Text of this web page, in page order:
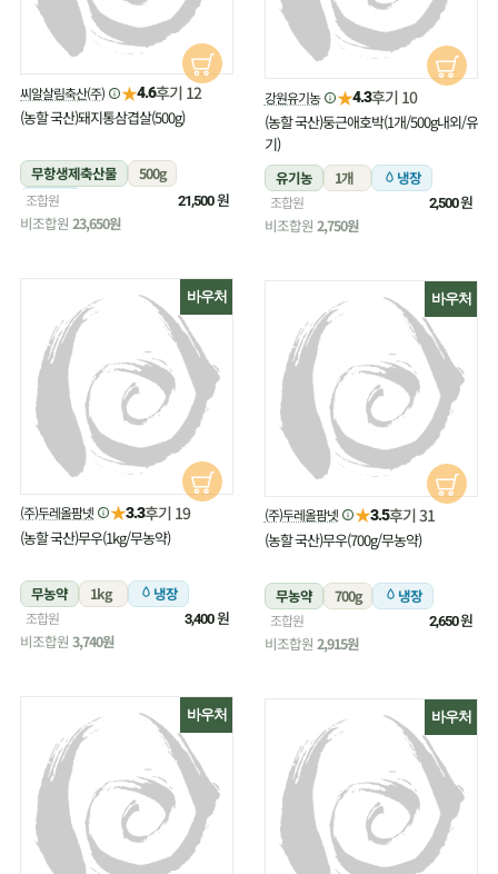
씨알살림축산(주) ★4.6후기 12
(농할 국산)돼지통삼겹살(500g)
무항생제축산물
500g
냉장
조합원 21,500원
비조합원 23,650원
강원유기농 ★4.3후기 10
(농할 국산)둥근애호박(1개/500g내외/유
기)
유기농
1개 냉장
조합원 2,500원
비조합원 2,750원
바우처
(주)두레올팜넷 ★3.3후기 19
(농할 국산)무우(1kg/무농약)
무농약 1kg 냉장
조합원 3,400원
비조합원 3,740원
바우처
(주)두레올팜넷 ★3.5후기 31
(농할 국산)무우(700g/무농약)
무농약 700g 냉장
조합원 2,650원
비조합원 2,915원
바우처 바우처